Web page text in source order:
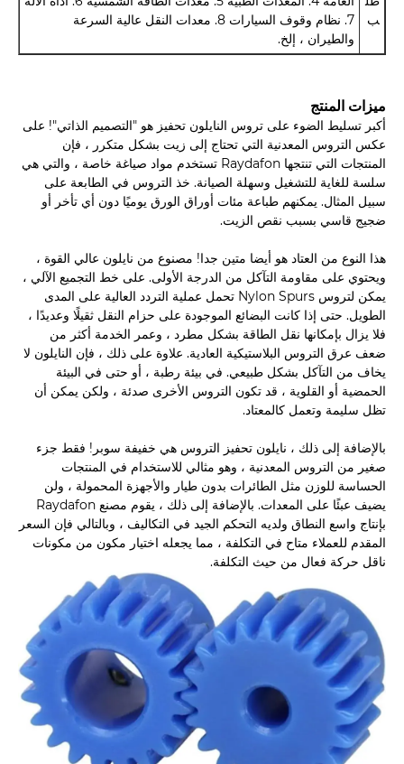
ب
7. نظام وقوف السيارات 8. معدات النقل عالية السرعة
والطيران ، إلخ.
ميزات المنتج
أكبر تسليط الضوء على تروس النايلون تحفيز هو "التصميم الذاتي"! على
عكس التروس المعدنية التي تحتاج إلى زيت بشكل متكرر ، فإن
المنتجات التي تنتجها Raydafon تستخدم مواد صياغة خاصة ، والتي هي
سلسة للغاية للتشغيل وسهلة الصيانة. خذ التروس في الطابعة على
سبيل المثال. يمكنهم طباعة مئات أوراق الورق يوميًا دون أي تأخر أو
ضجيج قاسي بسبب نقص الزيت.
هذا النوع من العتاد هو أيضا متين جدا! مصنوع من نايلون عالي القوة ،
ويحتوي على مقاومة التآكل من الدرجة الأولى. على خط التجميع الآلي ،
يمكن لتروس Nylon Spurs تحمل عملية التردد العالية على المدى
الطويل. حتى إذا كانت البضائع الموجودة على حزام النقل ثقيلًا وعديدًا ،
فلا يزال بإمكانها نقل الطاقة بشكل مطرد ، وعمر الخدمة أكثر من
ضعف عرق التروس البلاستيكية العادية. علاوة على ذلك ، فإن النايلون لا
يخاف من التآكل بشكل طبيعي. في بيئة رطبة ، أو حتى في البيئة
الحمضية أو القلوية ، قد تكون التروس الأخرى صدئة ، ولكن يمكن أن
تظل سليمة وتعمل كالمعتاد.
بالإضافة إلى ذلك ، نايلون تحفيز التروس هي خفيفة سوبر! فقط جزء
صغير من التروس المعدنية ، وهو مثالي للاستخدام في المنتجات
الحساسة للوزن مثل الطائرات بدون طيار والأجهزة المحمولة ، ولن
يضيف عبئًا على المعدات. بالإضافة إلى ذلك ، يقوم مصنع Raydafon
بإنتاج واسع النطاق ولديه التحكم الجيد في التكاليف ، وبالتالي فإن السعر
المقدم للعملاء متاح في التكلفة ، مما يجعله اختيار مكون من مكونات
ناقل حركة فعال من حيث التكلفة.